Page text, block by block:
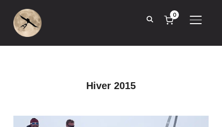
0
Hiver 2015